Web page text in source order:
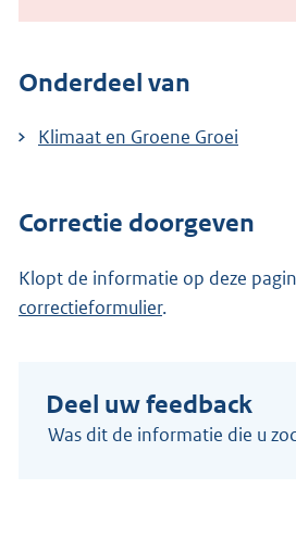
Onderdeel van
Klimaat en Groene Groei
Correctie doorgeven
Klopt de informatie op deze
correctieformulier.
Deel uw feedback
Was dit de informatie die u